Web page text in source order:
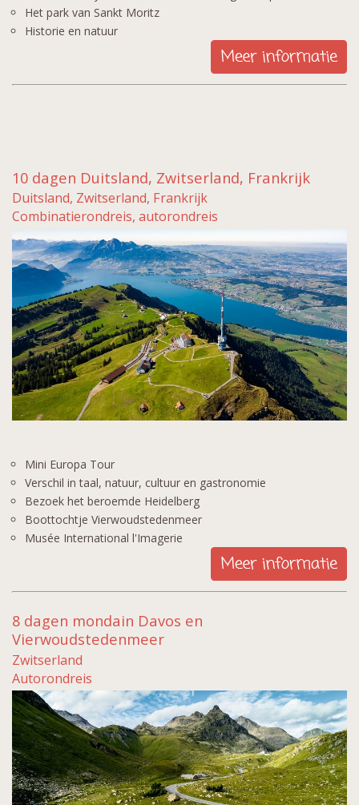
Het park van Sankt Moritz
Historie en natuur
10 dagen Duitsland, Zwitserland, Frankrijk
Duitsland, Zwitserland, Frankrijk
Combinatierondreis, autorondreis
Mini Europa Tour
Verschil in taal, natuur, cultuur en gastronomie
Bezoek het beroemde Heidelberg
Boottochtje Vierwoudstedenmeer
Musée International l'Imagerie
8 dagen mondain Davos en
Vierwoudstedenmeer
Zwitserland
Autorondreis